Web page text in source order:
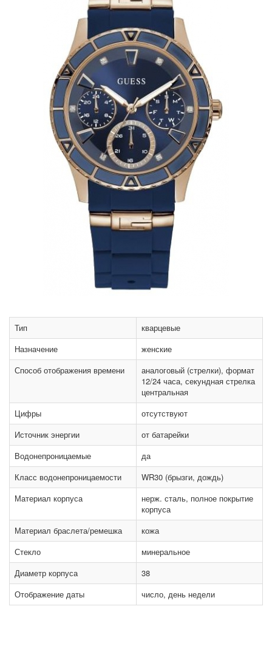
Тип
кварцевые
Назначение
женские
Способ отображения времени
аналоговый (стрелки), формат
12/24 часа, секундная стрелка
центральная
Цифры
отсутствуют
Источник энергии
от батарейки
Водонепроницаемые
да
Класс водонепроницаемости
WR30 (брызги, дождь)
Материал корпуса
нерж. сталь, полное покрытие
корпуса
Материал браслета/ремешка
кожа
Стекло
минеральное
Диаметр корпуса
38
Отображение даты
число, день недели